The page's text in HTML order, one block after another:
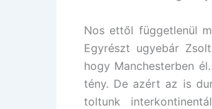
Nos ettől függetlenül
Egyrészt ugyebár
hogy Manchesterben
tény. De azért az is
toltunk